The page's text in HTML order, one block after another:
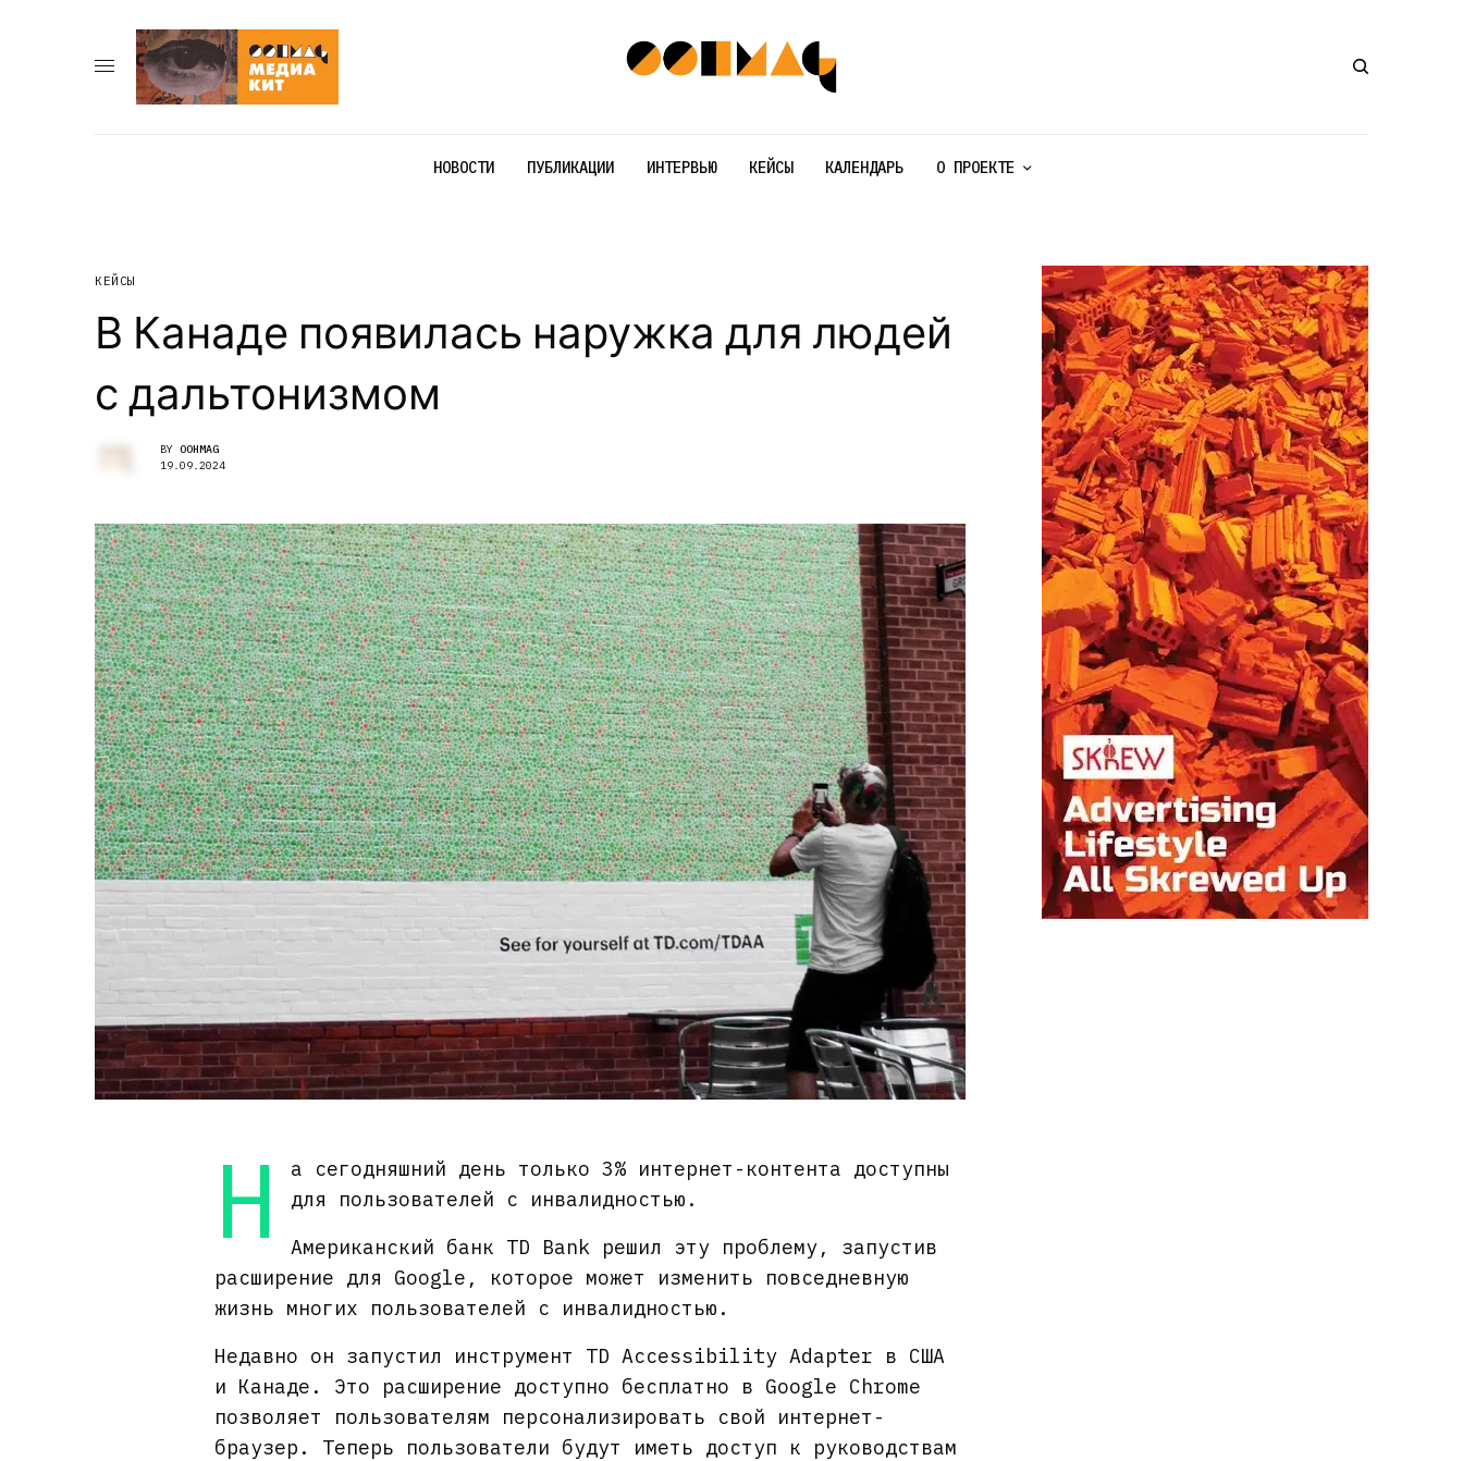
НОВОСТИ ПУБЛИКАЦИИ ИНТЕРВЬЮ КЕЙСЫ КАЛЕНДАРЬ О ПРОЕКТЕ
КЕЙСЫ
В Канаде появилась наружка для людей
с дальтонизмом
BY OOHMAG
19.09.2024
Н
а сегодняшний день только 3% интернет-контента доступны
для пользователей с инвалидностью.
Американский банк TD Bank решил эту проблему, запустив
расширение для Google, которое может изменить повседневную
жизнь многих пользователей с инвалидностью.
Недавно он запустил инструмент TD Accessibility Adapter в США
и Канаде. Это расширение доступно бесплатно в Google Chrome
позволяет пользователям персонализировать свой интернет-
браузер. Теперь пользователи будут иметь доступ к руководствам